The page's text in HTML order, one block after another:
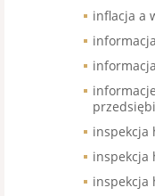
inflacja a
inspekcja
inspekcja
inspekcja